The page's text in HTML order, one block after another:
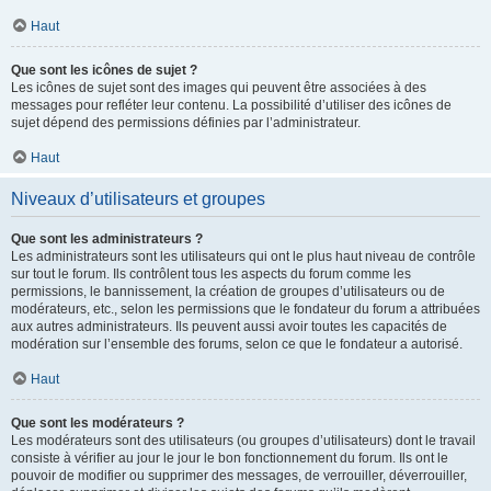
Haut
Que sont les icônes de sujet ?
Les icônes de sujet sont des images qui peuvent être associées à des
messages pour refléter leur contenu. La possibilité d’utiliser des icônes de
sujet dépend des permissions définies par l’administrateur.
Haut
Niveaux d’utilisateurs et groupes
Que sont les administrateurs ?
Les administrateurs sont les utilisateurs qui ont le plus haut niveau de contrôle
sur tout le forum. Ils contrôlent tous les aspects du forum comme les
permissions, le bannissement, la création de groupes d’utilisateurs ou de
modérateurs, etc., selon les permissions que le fondateur du forum a attribuées
aux autres administrateurs. Ils peuvent aussi avoir toutes les capacités de
modération sur l’ensemble des forums, selon ce que le fondateur a autorisé.
Haut
Que sont les modérateurs ?
Les modérateurs sont des utilisateurs (ou groupes d’utilisateurs) dont le travail
consiste à vérifier au jour le jour le bon fonctionnement du forum. Ils ont le
pouvoir de modifier ou supprimer des messages, de verrouiller, déverrouiller,